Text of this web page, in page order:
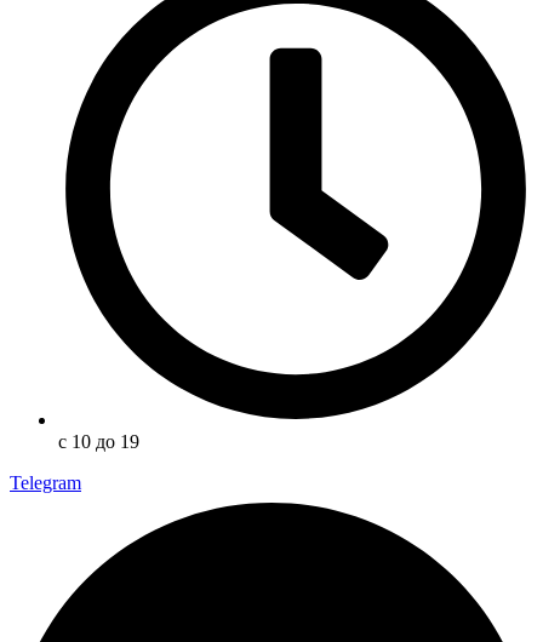
с 10 до 19
Telegram